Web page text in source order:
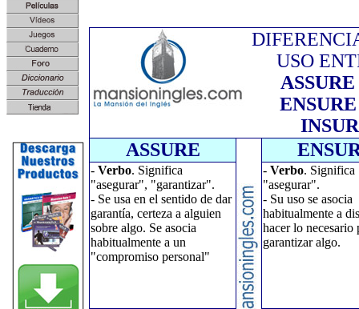
USO
ASSURE
ENSURE
ASSURE
- Verbo. Significa
"asegurar", "garantizar".
- Se usa en el sentido de dar
garantía, certeza a alguien
sobre algo. Se asocia
habitualmente a un
"compromiso personal"
- Verbo. Significa
"asegurar".
- Su uso se asocia
habitualmente a
hacer lo necesario
garantizar algo.